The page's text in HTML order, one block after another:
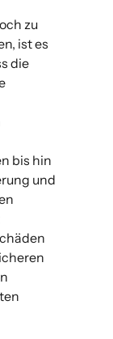
zu
ist es
die
bis hin
und